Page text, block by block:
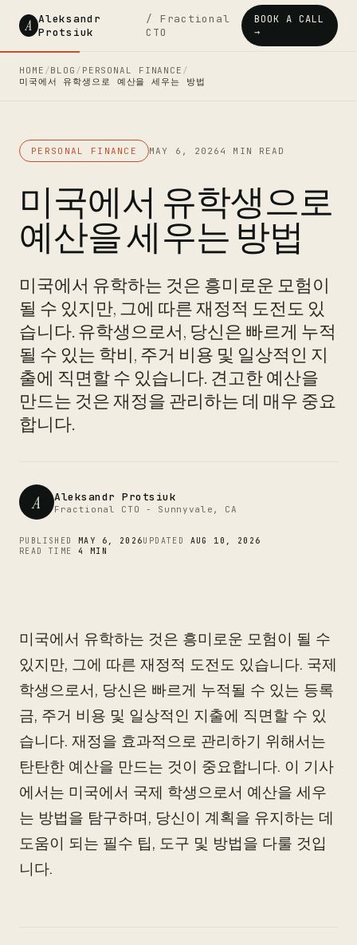
A Aleksandr
Protsiuk
/ Fractional
CTO
BOOK A CALL
→
HOME /BLOG / PERSONAL FINANCE /
미국에서 유학생으로 예산을 세우는 방법
PERSONAL FINANCE MAY 6, 2026 4 MIN READ
미국에서 유학생으로
예산을 세우는 방법
미국에서 유학하는 것은 흥미로운 모험이
될 수 있지만, 그에 따른 재정적 도전도 있
습니다. 유학생으로서, 당신은 빠르게 누적
될 수 있는 학비, 주거 비용 및 일상적인 지
출에 직면할 수 있습니다. 견고한 예산을
만드는 것은 재정을 관리하는 데 매우 중요
합니다.
A Aleksandr Protsiuk
Fractional CTO - Sunnyvale, CA
PUBLISHED MAY 6, 2026UPDATED AUG 10, 2026
READ TIME 4 MIN
미국에서 유학하는 것은 흥미로운 모험이 될 수
있지만, 그에 따른 재정적 도전도 있습니다. 국제
학생으로서, 당신은 빠르게 누적될 수 있는 등록
금, 주거 비용 및 일상적인 지출에 직면할 수 있
습니다. 재정을 효과적으로 관리하기 위해서는
탄탄한 예산을 만드는 것이 중요합니다. 이 기사
에서는 미국에서 국제 학생으로서 예산을 세우
는 방법을 탐구하며, 당신이 계획을 유지하는 데
도움이 되는 필수 팁, 도구 및 방법을 다룰 것입
니다.